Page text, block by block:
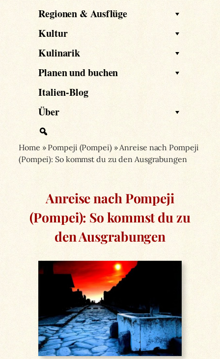
Regionen & Ausflüge
Kultur
Kulinarik
Planen und buchen
Italien-Blog
Über
Home » Pompeji (Pompei)»Anreise nach Pompeji
(Pompei): So kommst du zu den Ausgrabungen
Anreise nach Pompeji
(Pompei): So kommst du zu
den Ausgrabungen